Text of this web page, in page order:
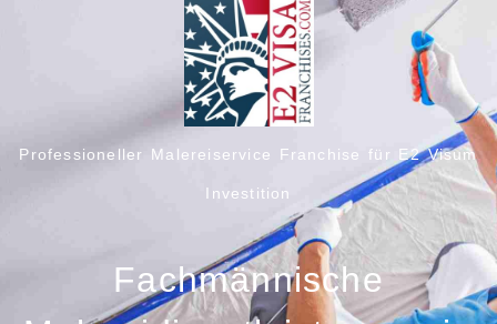
Professioneller Malereiservice Franchise für E2 Visum
Investition
Fachmännische